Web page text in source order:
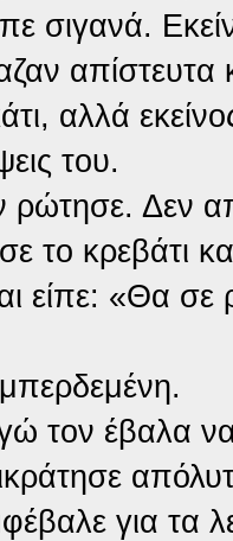
σιγανά.
αλλά
του.
ρώτησε. Δεν
το κρεβάτι
είπε: «Θα
τον έβαλα
για τα